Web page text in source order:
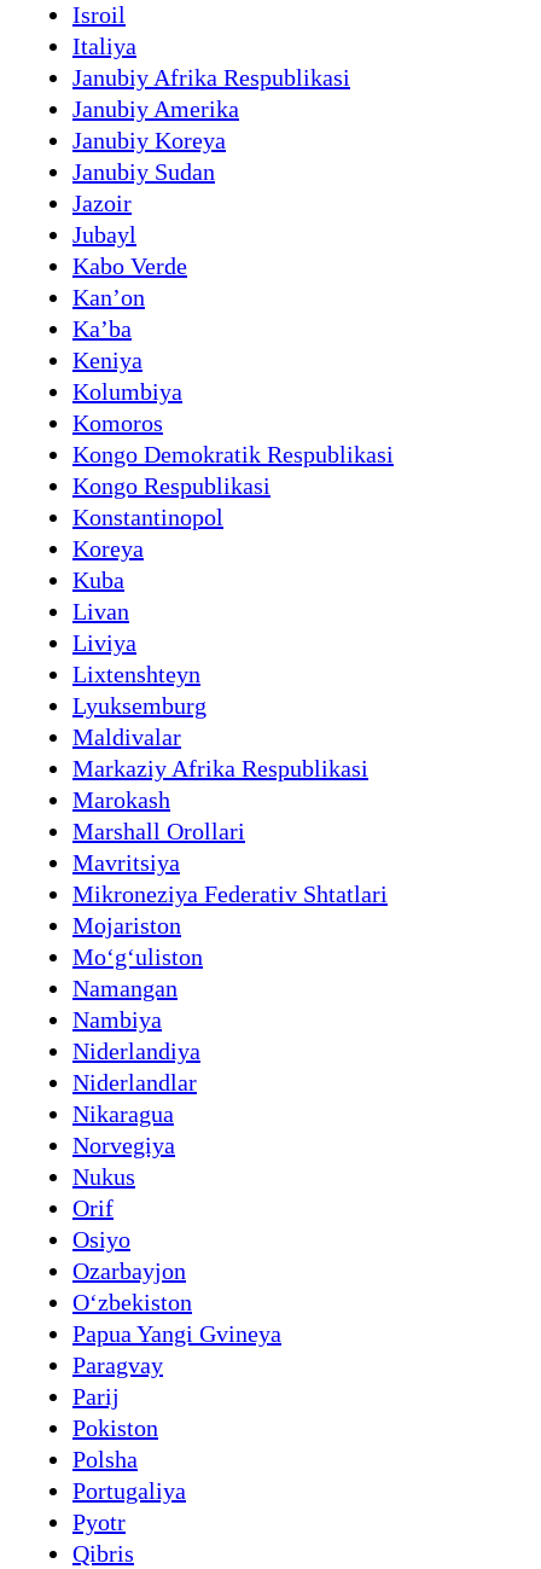
Isroil
Italiya
Janubiy Afrika Respublikasi
Janubiy Amerika
Janubiy Koreya
Janubiy Sudan
Jazoir
Jubayl
Kabo Verde
Kanʼon
Kaʼba
Keniya
Kolumbiya
Komoros
Kongo Demokratik Respublikasi
Kongo Respublikasi
Konstantinopol
Koreya
Kuba
Livan
Liviya
Lixtenshteyn
Lyuksemburg
Maldivalar
Markaziy Afrika Respublikasi
Marokash
Marshall Orollari
Mavritsiya
Mikroneziya Federativ Shtatlari
Mojariston
Moʻgʻuliston
Namangan
Nambiya
Niderlandiya
Niderlandlar
Nikaragua
Norvegiya
Nukus
Orif
Osiyo
Ozarbayjon
Oʻzbekiston
Papua Yangi Gvineya
Paragvay
Parij
Pokiston
Polsha
Portugaliya
Pyotr
Qibris